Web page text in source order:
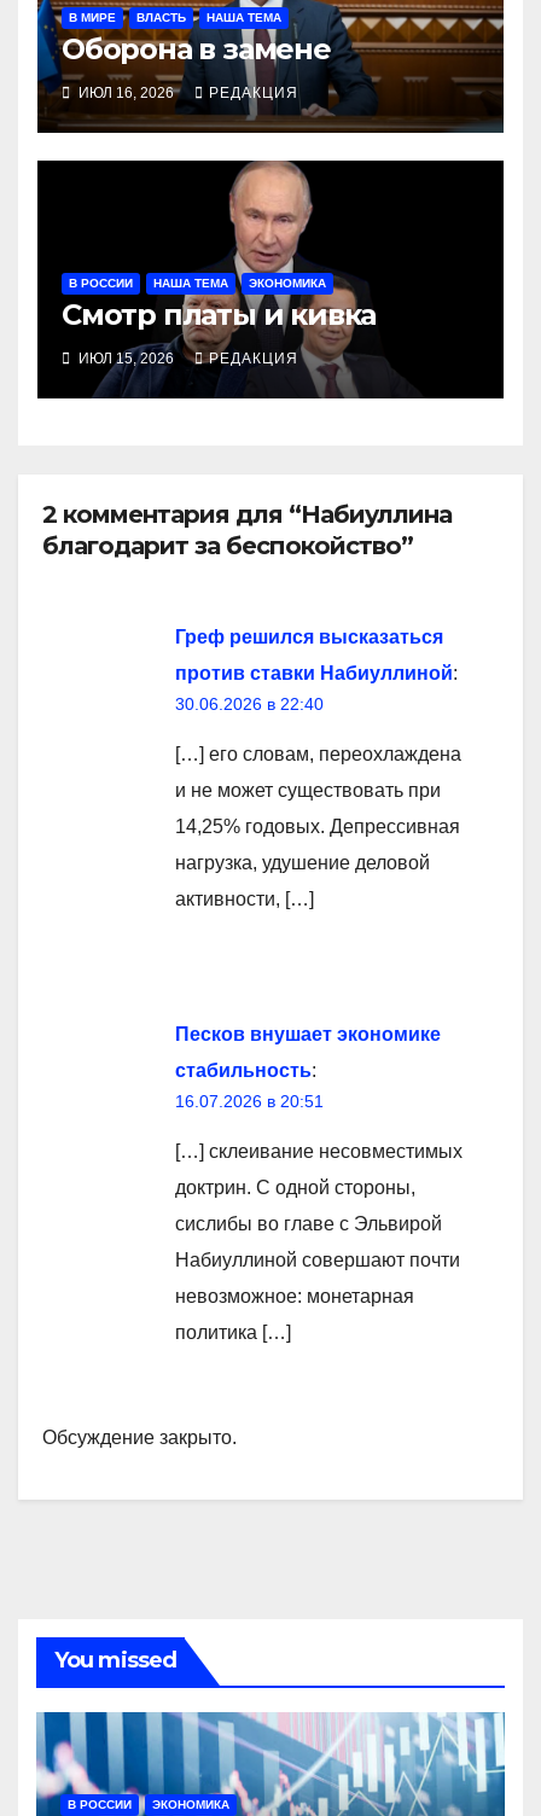
В МИРЕ ВЛАСТЬ НАША ТЕМА
Оборона в замене
ИЮЛ 16, 2026 РЕДАКЦИЯ
В РОССИИ НАША ТЕМА ЭКОНОМИКА
Смотр платы и кивка
ИЮЛ 15, 2026 РЕДАКЦИЯ
2 комментария для “Набиуллина
благодарит за беспокойство”
Греф решился высказаться
против ставки Набиуллиной:
30.06.2026 в 22:40
[…] его словам, переохлаждена
и не может существовать при
14,25% годовых. Депрессивная
нагрузка, удушение деловой
активности, […]
Песков внушает экономике
стабильность:
16.07.2026 в 20:51
[…] склеивание несовместимых
доктрин. С одной стороны,
сислибы во главе с Эльвирой
Набиуллиной совершают почти
невозможное: монетарная
политика […]
Обсуждение закрыто.
You missed
В РОССИИ ЭКОНОМИКА